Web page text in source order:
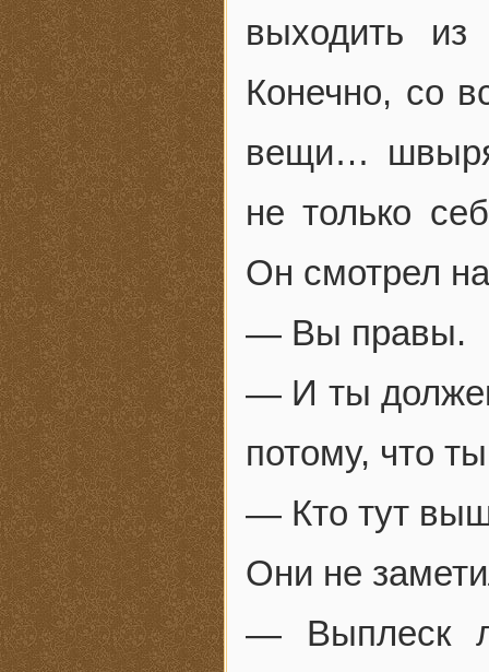
выходить
Конечно, со
вещи…
не только
Он смотрел
— Вы правы.
— И ты
потому, что
— Кто тут
Они не
— Выплеск